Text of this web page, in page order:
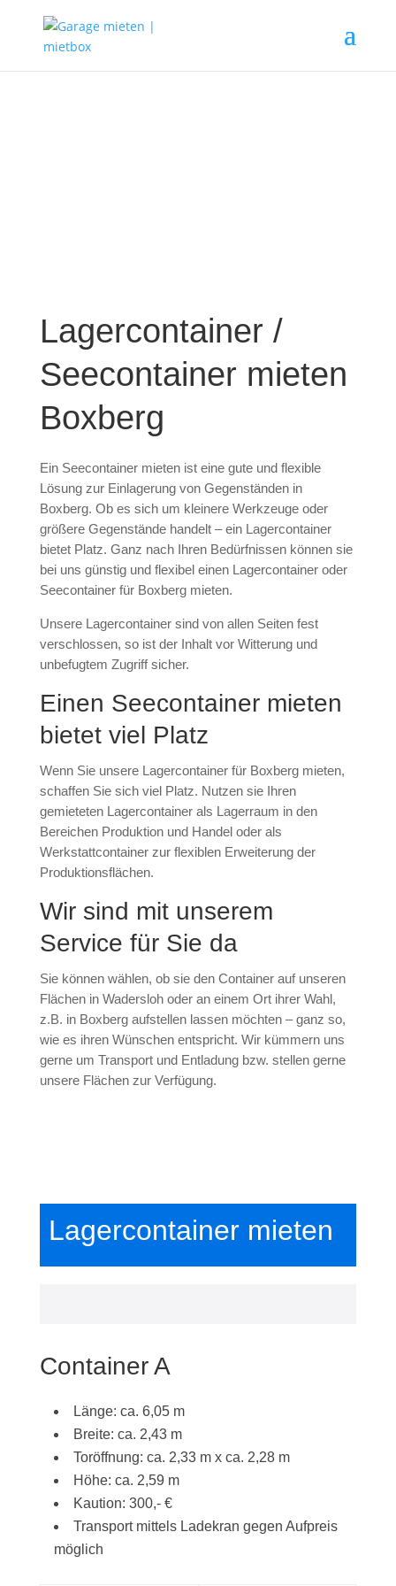
Lagercontainer /
Seecontainer mieten
Boxberg
Ein Seecontainer mieten ist eine gute und flexible
Lösung zur Einlagerung von Gegenständen in
Boxberg. Ob es sich um kleinere Werkzeuge oder
größere Gegenstände handelt – ein Lagercontainer
bietet Platz. Ganz nach Ihren Bedürfnissen können sie
bei uns günstig und flexibel einen Lagercontainer oder
Seecontainer für Boxberg mieten.
Unsere Lagercontainer sind von allen Seiten fest
verschlossen, so ist der Inhalt vor Witterung und
unbefugtem Zugriff sicher.
Einen Seecontainer mieten
bietet viel Platz
Wenn Sie unsere Lagercontainer für Boxberg mieten,
schaffen Sie sich viel Platz. Nutzen sie Ihren
gemieteten Lagercontainer als Lagerraum in den
Bereichen Produktion und Handel oder als
Werkstattcontainer zur flexiblen Erweiterung der
Produktionsflächen.
Wir sind mit unserem
Service für Sie da
Sie können wählen, ob sie den Container auf unseren
Flächen in Wadersloh oder an einem Ort ihrer Wahl,
z.B. in Boxberg aufstellen lassen möchten – ganz so,
wie es ihren Wünschen entspricht. Wir kümmern uns
gerne um Transport und Entladung bzw. stellen gerne
unsere Flächen zur Verfügung.
Lagercontainer mieten
Container A
Länge: ca. 6,05 m
Breite: ca. 2,43 m
Toröffnung: ca. 2,33 m x ca. 2,28 m
Höhe: ca. 2,59 m
Kaution: 300,- €
Transport mittels Ladekran gegen Aufpreis
möglich